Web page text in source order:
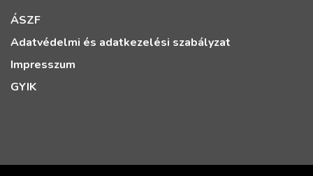
ÁSZF
Adatvédelmi és adatkezelési szabályzat
Impresszum
GYIK